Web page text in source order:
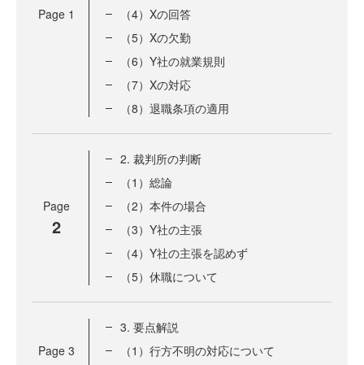
Page 1
（4）Xの回答
（5）Xの欠勤
（6）Y社の就業規則
（7）Xの対応
（8）退職条項の適用
Page
2
2. 裁判所の判断
（1）総論
（2）本件の場合
（3）Y社の主張
（4）Y社の主張を認めず
（5）休職について
Page 3
3. 要点解説
（1）行方不明の対応について